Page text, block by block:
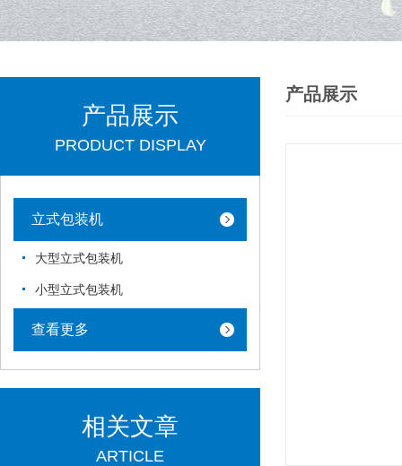
产品展示
PRODUCT DISPLAY
立式包装机
大型立式包装机
小型立式包装机
查看更多
相关文章
ARTICLE
产品展示